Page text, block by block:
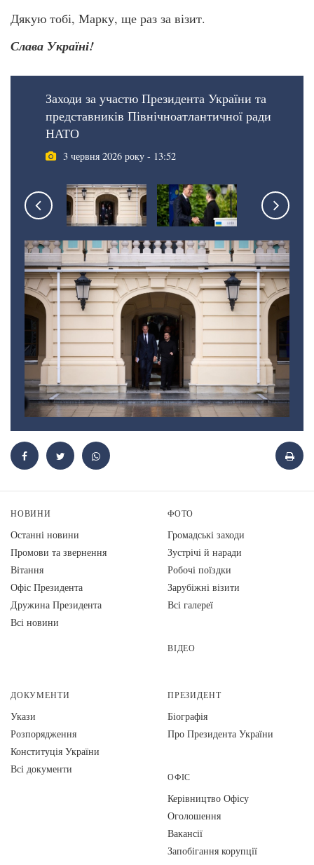
Дякую тобі, Марку, ще раз за візит.
Слава Україні!
Заходи за участю Президента України та
представників Північноатлантичної ради
НАТО
3 червня 2026 року - 13:52
НОВИНИ
Останні новини
Промови та звернення
Вiтання
Офіс Президента
Дружина Президента
Всі новини
ФОТО
Громадські заходи
Зустрічі й наради
Робочі поїздки
Зарубіжні візити
Всі галереї
ВІДЕО
ДОКУМЕНТИ
Укази
Розпорядження
Конституція України
Всі документи
ПРЕЗИДЕНТ
Біографія
Про Президента України
ОФІС
Керівництво Офісу
Оголошення
Вакансії
Запобігання корупції